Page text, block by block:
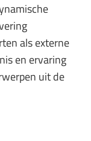
als externe
en ervaring
uit de